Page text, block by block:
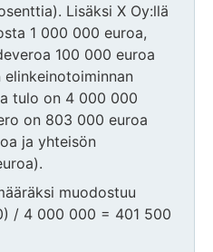
Lisäksi X Oy:llä
1 000 000 euroa,
100 000 euroa
elinkeinotoiminnan
tulo on 4 000 000
on 803 000 euroa
ja yhteisön
muodostuu
/ 4 000 000 = 401 500